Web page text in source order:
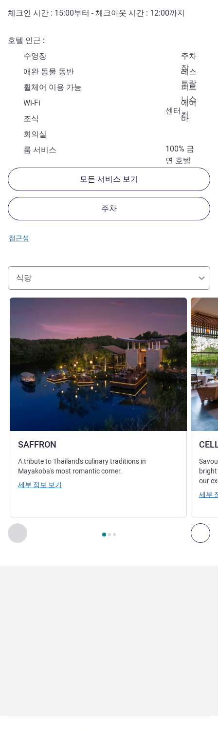
체크인 시간 : 15:00부터 - 체크아웃 시간 : 12:00까지
호텔 인근
수영장
주차
장
애완 동물 동반
레스
토랑
휠체어 이용 가능
피트
니스
센터
Wi-Fi
에어
컨
조식
바
회의실
100% 금
연 호텔
룸 서비스
모든 서비스 보기
주차
접근성
식당
이전 - 레스토랑 다
3 페이지 , 레스토랑 1 : SAFFRON , 레스토랑 2 : CELLO
SAFFRON
세부 정보 보기
A tribute to Thailand's culinary traditions in
Mayakoba's most romantic corner.
세부 정보 보기
세부 정
our
세부